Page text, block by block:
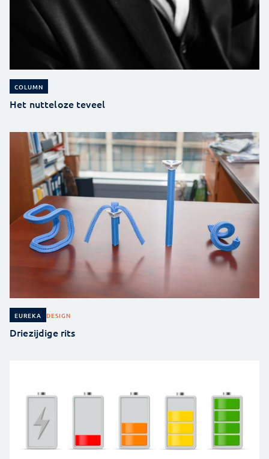
COLUMN
Het nutteloze teveel
EUREKA DESIGN
Driezijdige rits